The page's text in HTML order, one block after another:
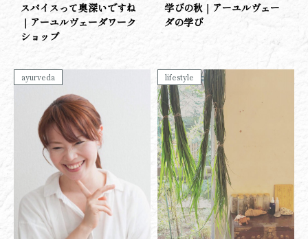
スパイスって奥深いですね
｜アーユルヴェーダワーク
ショップ
学びの秋｜アーユルヴェー
ダの学び
ayurveda lifestyle